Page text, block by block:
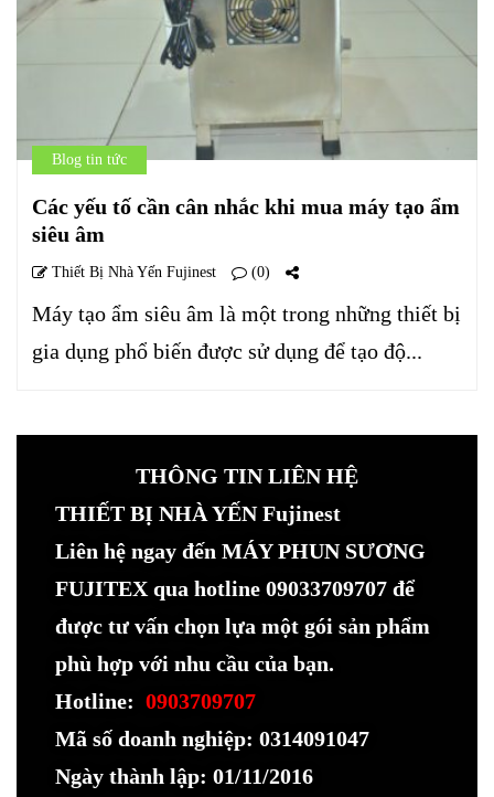
Blog tin tức
Các yếu tố cần cân nhắc khi mua máy tạo ẩm
siêu âm
Thiết Bị Nhà Yến Fujinest (0)
Máy tạo ẩm siêu âm là một trong những thiết bị
gia dụng phổ biến được sử dụng để tạo độ...
THÔNG TIN LIÊN HỆ
THIẾT BỊ NHÀ YẾN Fujinest
Liên hệ ngay đến MÁY PHUN SƯƠNG
FUJITEX qua hotline 09033709707 để
được tư vấn chọn lựa một gói sản phẩm
phù hợp với nhu cầu của bạn.
Hotline: 0903709707
Mã số doanh nghiệp: 0314091047
Ngày thành lập: 01/11/2016